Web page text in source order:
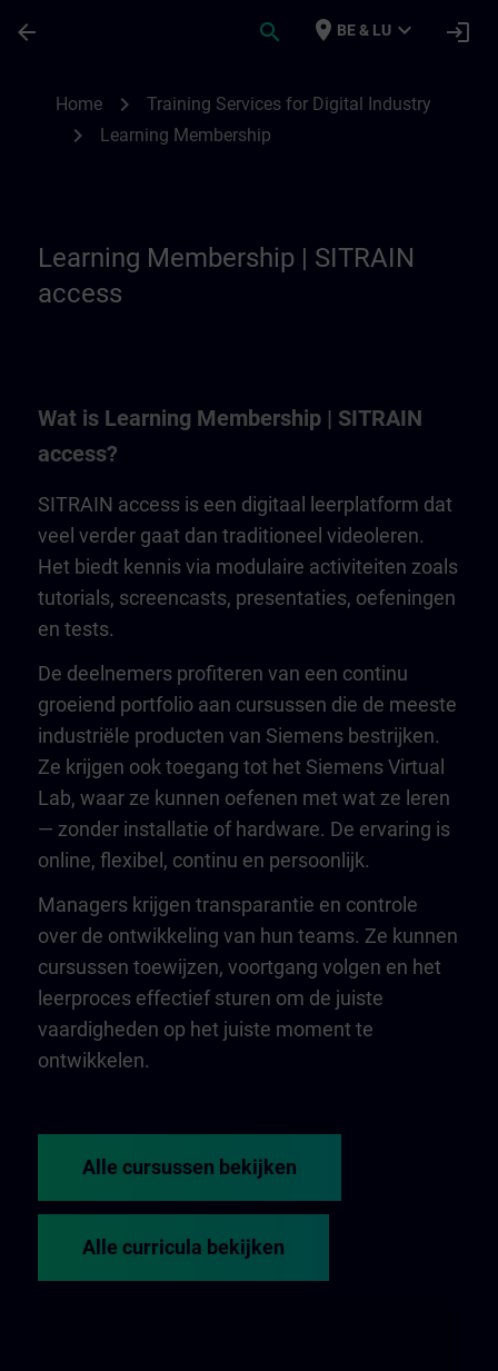
arrow_back search place BE & LU expand_more login
Home chevron_right Training Services for Digital Industry
chevron_right Learning Membership
Learning Membership | SITRAIN
access
Wat is Learning Membership | SITRAIN
access?
SITRAIN access is een digitaal leerplatform dat
veel verder gaat dan traditioneel videoleren.
Het biedt kennis via modulaire activiteiten zoals
tutorials, screencasts, presentaties, oefeningen
en tests.
De deelnemers profiteren van een continu
groeiend portfolio aan cursussen die de meeste
industriële producten van Siemens bestrijken.
Ze krijgen ook toegang tot het Siemens Virtual
Lab, waar ze kunnen oefenen met wat ze leren
— zonder installatie of hardware. De ervaring is
online, flexibel, continu en persoonlijk.
Managers krijgen transparantie en controle
over de ontwikkeling van hun teams. Ze kunnen
cursussen toewijzen, voortgang volgen en het
leerproces effectief sturen om de juiste
vaardigheden op het juiste moment te
ontwikkelen.
Alle cursussen bekijken
Alle curricula bekijken